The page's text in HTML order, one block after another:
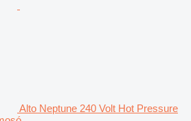
Alto Neptune 240 Volt Hot Pressure